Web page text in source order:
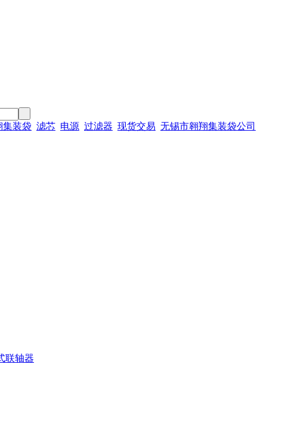
集装袋 滤芯 电源 过滤器 现货交易 无锡市翱翔集装袋公司
联轴器